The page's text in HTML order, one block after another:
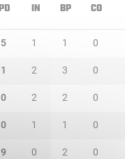
IN BP CO
5 1 1 0
1 2 3 0
0 2 2 0
0 1 1 0
9 0 2 0